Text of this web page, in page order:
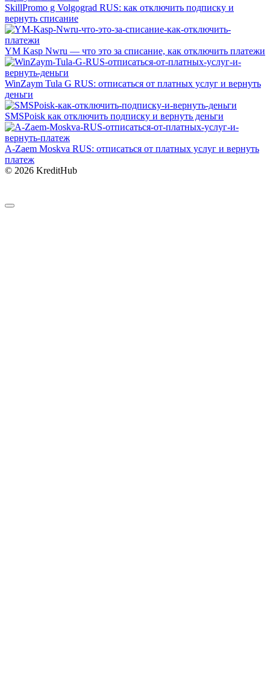
SkillPromo g Volgograd RUS: как отключить подписку и
вернуть списание
YM Kasp Nwru — что это за списание, как отключить платежи
WinZaym Tula G RUS: отписаться от платных услуг и вернуть
деньги
SMSPoisk как отключить подписку и вернуть деньги
A-Zaem Moskva RUS: отписаться от платных услуг и вернуть
платеж
© 2026 KreditHub